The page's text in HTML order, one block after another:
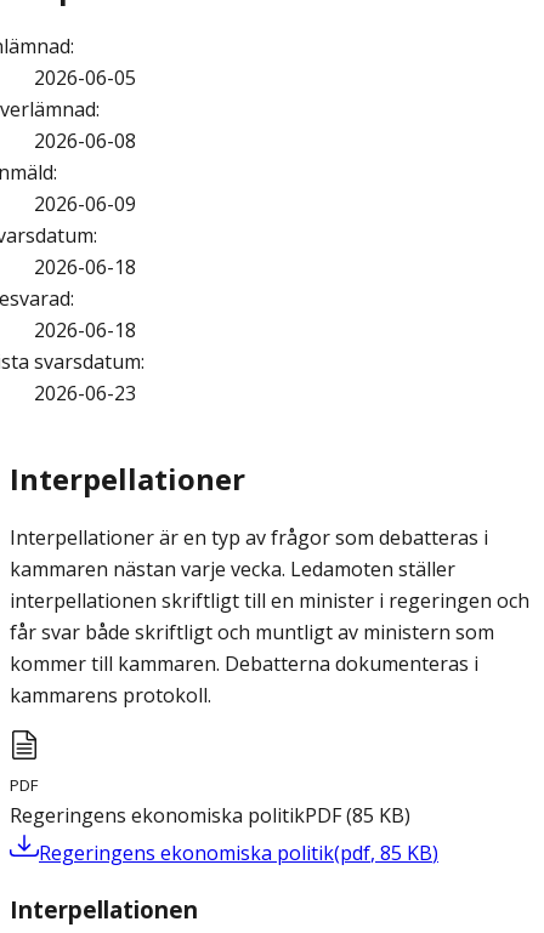
:
2026-06-05
:
2026-06-08
:
2026-06-09
:
2026-06-18
:
2026-06-18
svarsdatum:
2026-06-23
Interpellationer
Interpellationer är en typ av frågor som debatteras i
kammaren nästan varje vecka. Ledamoten ställer
interpellationen skriftligt till en minister i regeringen och
får svar både skriftligt och muntligt av ministern som
kommer till kammaren. Debatterna dokumenteras i
kammarens protokoll.
PDF
Regeringens ekonomiska politikPDF(85 KB)
Regeringens ekonomiska politik(pdf, 85 KB)
Interpellationen